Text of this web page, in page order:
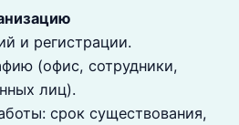
и регистрации.
(офис, сотрудники,
лиц).
срок существования,